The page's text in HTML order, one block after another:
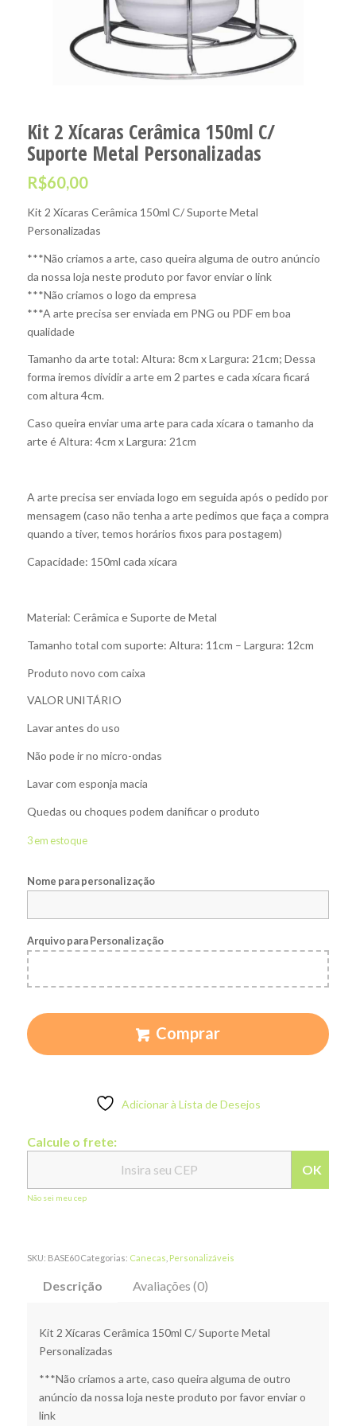
Kit 2 Xícaras Cerâmica 150ml C/
Suporte Metal Personalizadas
R$60,00
Kit 2 Xícaras Cerâmica 150ml C/ Suporte Metal
Personalizadas
***Não criamos a arte, caso queira alguma de outro anúncio
da nossa loja neste produto por favor enviar o link
***Não criamos o logo da empresa
***A arte precisa ser enviada em PNG ou PDF em boa
qualidade
Tamanho da arte total: Altura: 8cm x Largura: 21cm; Dessa
forma iremos dividir a arte em 2 partes e cada xícara ficará
com altura 4cm.
Caso queira enviar uma arte para cada xícara o tamanho da
arte é Altura: 4cm x Largura: 21cm
A arte precisa ser enviada logo em seguida após o pedido por
mensagem (caso não tenha a arte pedimos que faça a compra
quando a tiver, temos horários fixos para postagem)
Capacidade: 150ml cada xícara
Material: Cerâmica e Suporte de Metal
Tamanho total com suporte: Altura: 11cm – Largura: 12cm
Produto novo com caixa
VALOR UNITÁRIO
Lavar antes do uso
Não pode ir no micro-ondas
Lavar com esponja macia
Quedas ou choques podem danificar o produto
3 em estoque
Nome para personalização
Arquivo para Personalização
Comprar
Adicionar à Lista de Desejos
Calcule o frete:
OK
Não sei meu cep
SKU: BASE60 Categorias: Canecas Personalizáveis
Descrição Avaliações (0)
Kit 2 Xícaras Cerâmica 150ml C/ Suporte Metal
Personalizadas
***Não criamos a arte, caso queira alguma de outro
anúncio da nossa loja neste produto por favor enviar o
link